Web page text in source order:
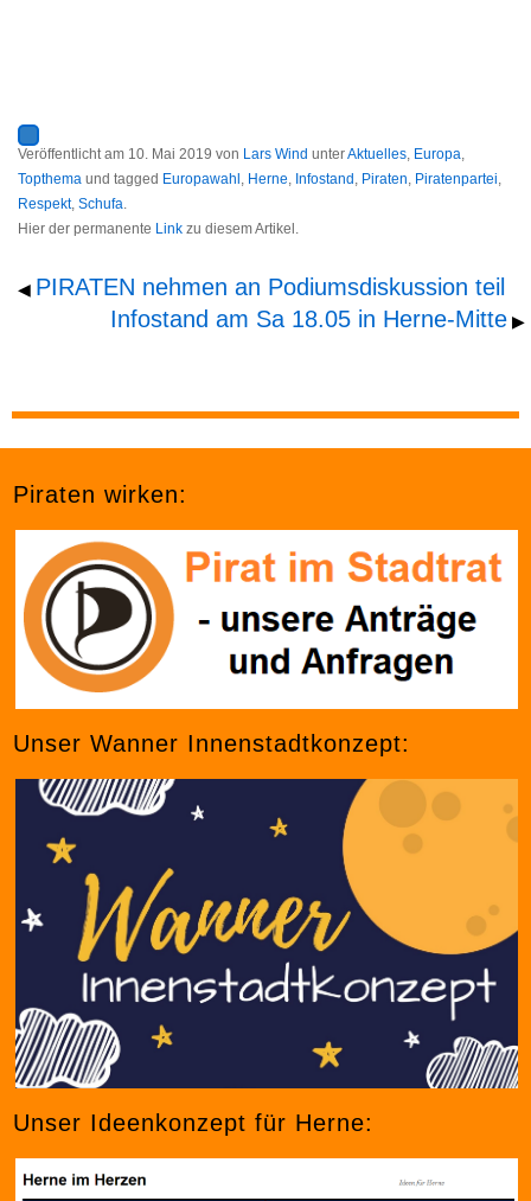
Veröffentlicht am 10. Mai 2019 von Lars Wind unterAktuelles, Europa,
Topthema und tagged Europawahl , Herne, Infostand , Piraten, Piratenpartei,
Respekt, Schufa.
Hier der permanente Link zu diesem Artikel.
◀ PIRATEN nehmen an Podiumsdiskussion teil
Infostand am Sa 18.05 in Herne-Mitte ▶
Piraten wirken:
Unser Wanner Innenstadtkonzept:
Unser Ideenkonzept für Herne: